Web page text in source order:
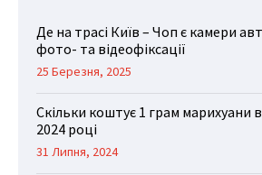
Де на трасі Київ – Чоп є камери
фото- та відеофіксації
25 Березня, 2025
Скільки коштує 1 грам марихуани в
2024 році
31 Липня, 2024